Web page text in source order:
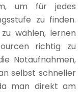
um für jedes
zu finden.
wählen, lernen
richtig zu
Notaufnahmen,
selbst schneller
man direkt am